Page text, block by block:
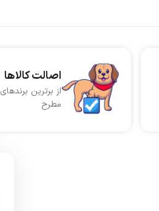
اصالت کالاها
از برترین برندهای
مطرح